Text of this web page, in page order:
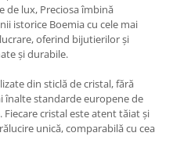
de lux, Preciosa îmbină
istorice Boemia cu cele mai
oferind bijutierilor și
și durabile.
din sticlă de cristal, fără
înalte standarde europene de
cristal este atent tăiat și
unică, comparabilă cu cea